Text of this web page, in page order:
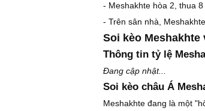
- Meshakhte hòa 2, thua
- Trên sân nhà,
Soi kèo Meshakhte
Thông tin tỷ lệ
Đang cập nhật...
Soi kèo châu Á
Meshakhte đang là một